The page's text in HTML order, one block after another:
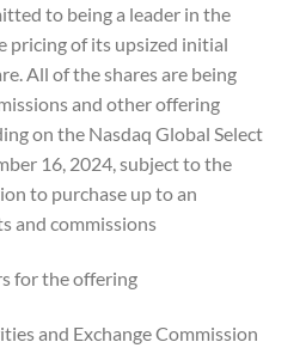
to being a leader in the
pricing of its upsized initial
All of the shares are being
and other offering
on the Nasdaq Global Select
16, 2024, subject to the
to purchase up to an
and commissions.
for the offering.
and Exchange Commission